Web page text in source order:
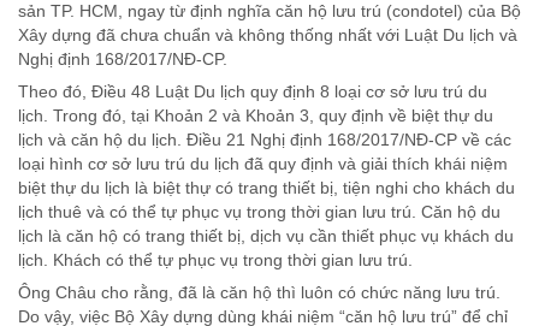
sản TP. HCM, ngay từ định nghĩa căn hộ lưu trú (condotel) của Bộ
Xây dựng đã chưa chuẩn và không thống nhất với Luật Du lịch và
Nghị định 168/2017/NĐ-CP.
Theo đó, Điều 48 Luật Du lịch quy định 8 loại cơ sở lưu trú du
lịch. Trong đó, tại Khoản 2 và Khoản 3, quy định về biệt thự du
lịch và căn hộ du lịch. Điều 21 Nghị định 168/2017/NĐ-CP về các
loại hình cơ sở lưu trú du lịch đã quy định và giải thích khái niệm
biệt thự du lịch là biệt thự có trang thiết bị, tiện nghi cho khách du
lịch thuê và có thể tự phục vụ trong thời gian lưu trú. Căn hộ du
lịch là căn hộ có trang thiết bị, dịch vụ cần thiết phục vụ khách du
lịch. Khách có thể tự phục vụ trong thời gian lưu trú.
Ông Châu cho rằng, đã là căn hộ thì luôn có chức năng lưu trú.
Do vậy, việc Bộ Xây dựng dùng khái niệm “căn hộ lưu trú” để chỉ